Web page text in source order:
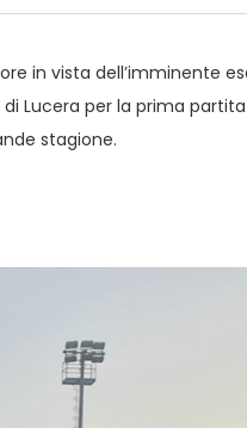
in vista dell’imminente
Lucera per la prima
stagione.